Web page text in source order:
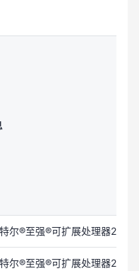
尔®至强®可扩展处理器
尔®至强®可扩展处理器